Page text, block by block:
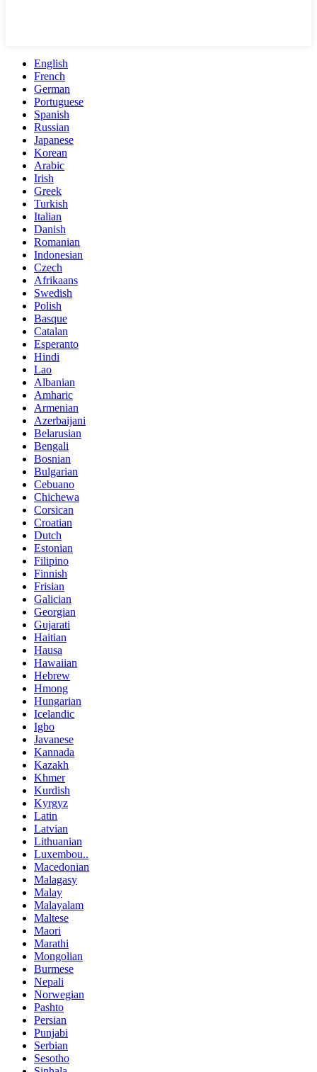
English
French
German
Portuguese
Spanish
Russian
Japanese
Korean
Arabic
Irish
Greek
Turkish
Italian
Danish
Romanian
Indonesian
Czech
Afrikaans
Swedish
Polish
Basque
Catalan
Esperanto
Hindi
Lao
Albanian
Amharic
Armenian
Azerbaijani
Belarusian
Bengali
Bosnian
Bulgarian
Cebuano
Chichewa
Corsican
Croatian
Dutch
Estonian
Filipino
Finnish
Frisian
Galician
Georgian
Gujarati
Haitian
Hausa
Hawaiian
Hebrew
Hmong
Hungarian
Icelandic
Igbo
Javanese
Kannada
Kazakh
Khmer
Kurdish
Kyrgyz
Latin
Latvian
Lithuanian
Luxembou..
Macedonian
Malagasy
Malay
Malayalam
Maltese
Maori
Marathi
Mongolian
Burmese
Nepali
Norwegian
Pashto
Persian
Punjabi
Serbian
Sesotho